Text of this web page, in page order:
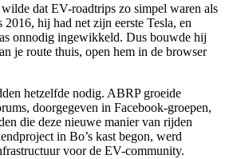
dat EV-roadtrips zo simpel waren als
hij had net zijn eerste Tesla, en
onnodig ingewikkeld. Dus bouwde hij
je route thuis, open hem in de browser
hetzelfde nodig. ABRP groeide
doorgegeven in Facebook-groepen,
die deze nieuwe manier van rijden
in Bo’s kast begon, werd
voor de EV-community.